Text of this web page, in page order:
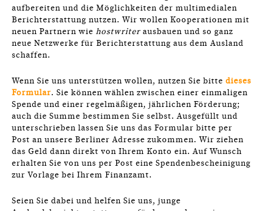
aufbereiten und die Möglichkeiten der multimedialen
Berichterstattung nutzen. Wir wollen Kooperationen mit
neuen Partnern wie hostwriterausbauen und so ganz
neue Netzwerke für Berichterstattung aus dem Ausland
schaffen.
Wenn Sie uns unterstützen wollen, nutzen Sie bitte dieses
Formular. Sie können wählen zwischen einer einmaligen
Spende und einer regelmäßigen, jährlichen Förderung;
auch die Summe bestimmen Sie selbst. Ausgefüllt und
unterschrieben lassen Sie uns das Formular bitte per
Post an unsere Berliner Adresse zukommen. Wir ziehen
das Geld dann direkt von Ihrem Konto ein. Auf Wunsch
erhalten Sie von uns per Post eine Spendenbescheinigung
zur Vorlage bei Ihrem Finanzamt.
Seien Sie dabei und helfen Sie uns, junge